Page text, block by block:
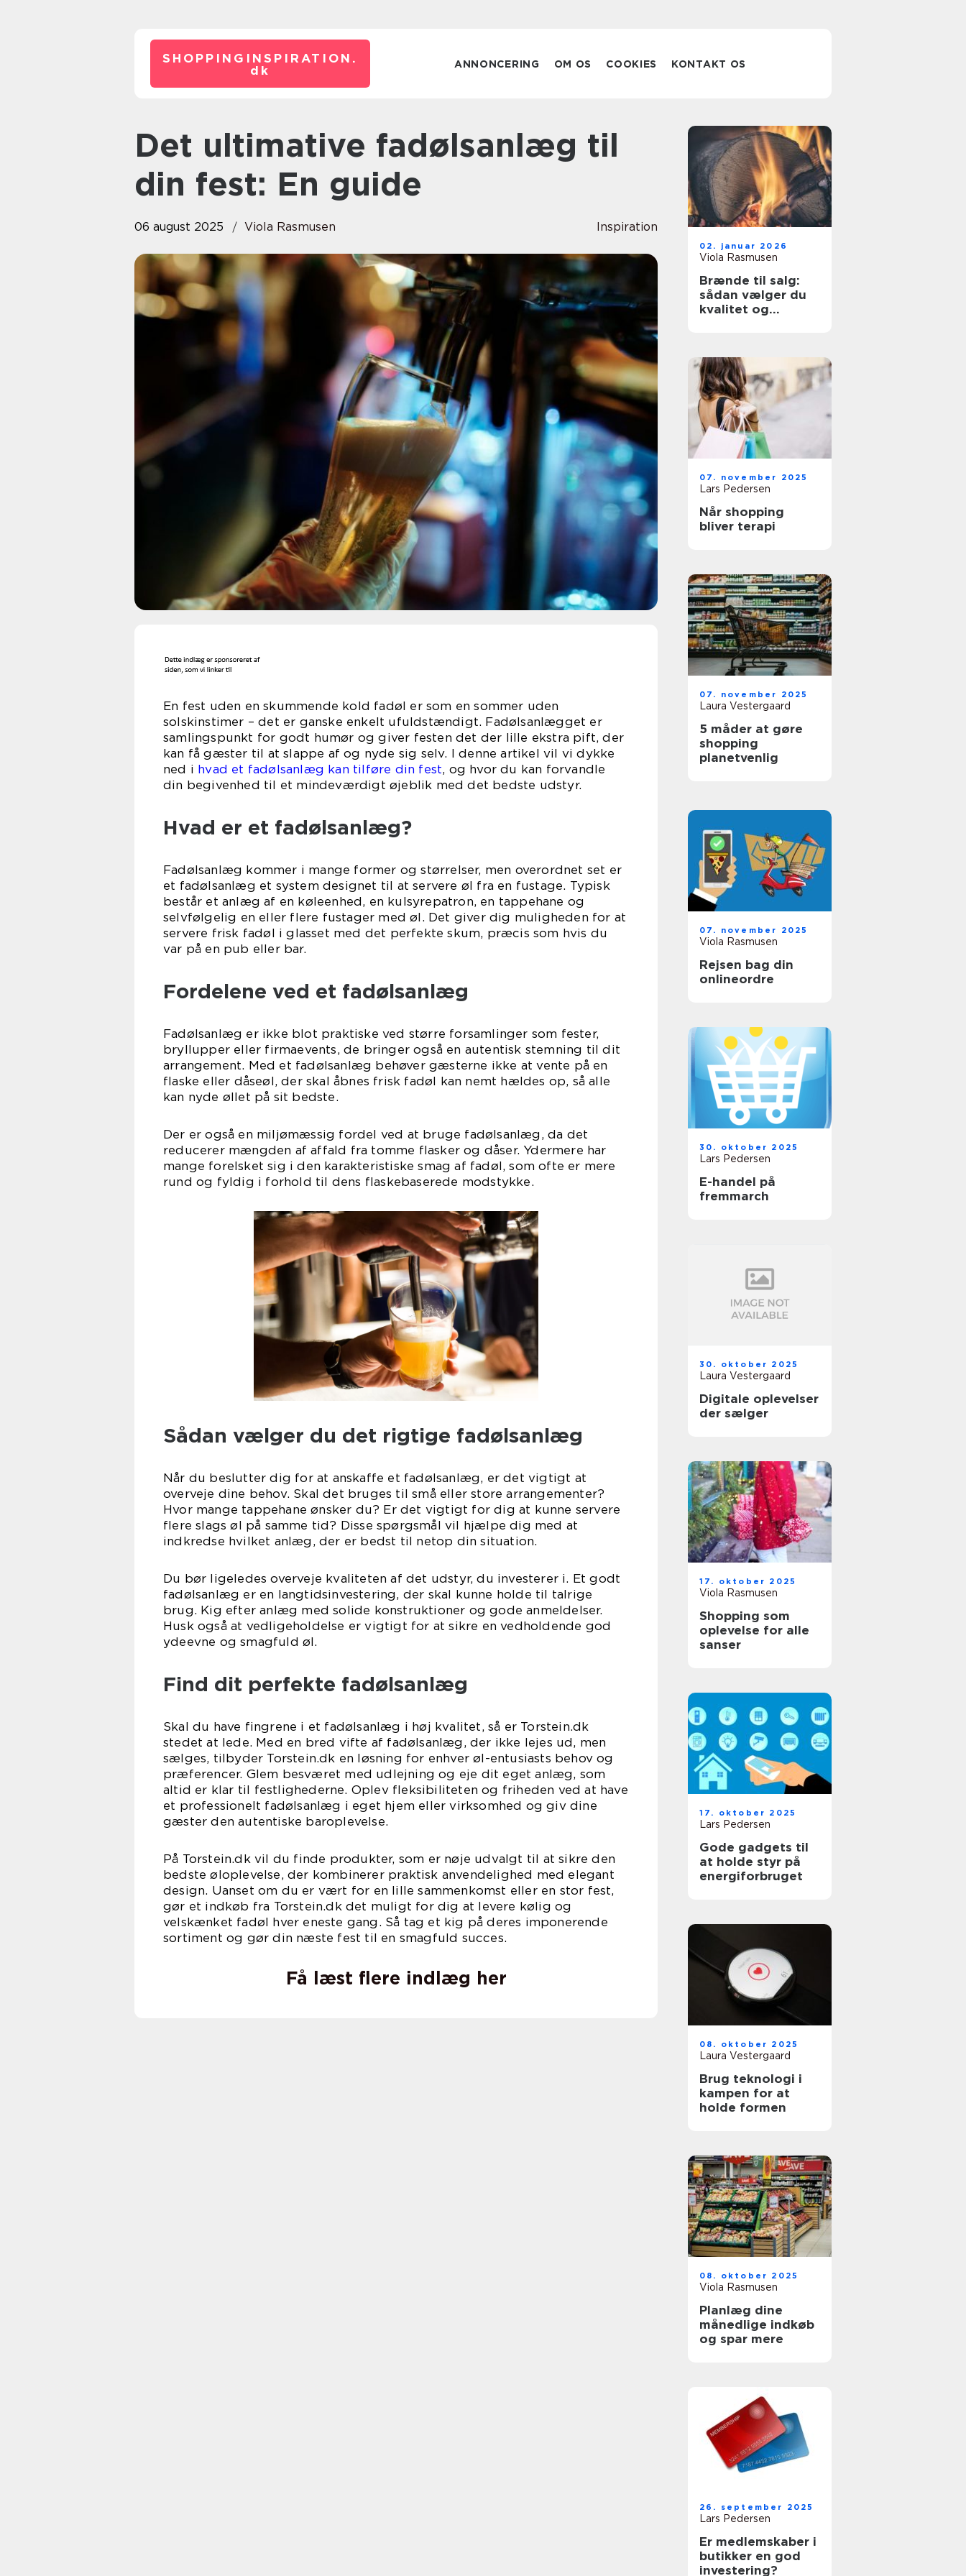
SHOPPINGINSPIRATION.
dk
ANNONCERING OM OS COOKIES KONTAKT OS
Det ultimative fadølsanlæg til
din fest: En guide
06 august 2025 Viola Rasmusen Inspiration
En fest uden en skummende kold fadøl er som en sommer uden
solskinstimer – det er ganske enkelt ufuldstændigt. Fadølsanlægget er
samlingspunkt for godt humør og giver festen det der lille ekstra pift, der
kan få gæster til at slappe af og nyde sig selv. I denne artikel vil vi dykke
ned i hvad et fadølsanlæg kan tilføre din fest, og hvor du kan forvandle
din begivenhed til et mindeværdigt øjeblik med det bedste udstyr.
Hvad er et fadølsanlæg?
Fadølsanlæg kommer i mange former og størrelser, men overordnet set er
et fadølsanlæg et system designet til at servere øl fra en fustage. Typisk
består et anlæg af en køleenhed, en kulsyrepatron, en tappehane og
selvfølgelig en eller flere fustager med øl. Det giver dig muligheden for at
servere frisk fadøl i glasset med det perfekte skum, præcis som hvis du
var på en pub eller bar.
Fordelene ved et fadølsanlæg
Fadølsanlæg er ikke blot praktiske ved større forsamlinger som fester,
bryllupper eller firmaevents, de bringer også en autentisk stemning til dit
arrangement. Med et fadølsanlæg behøver gæsterne ikke at vente på en
flaske eller dåseøl, der skal åbnes frisk fadøl kan nemt hældes op, så alle
kan nyde øllet på sit bedste.
Der er også en miljømæssig fordel ved at bruge fadølsanlæg, da det
reducerer mængden af affald fra tomme flasker og dåser. Ydermere har
mange forelsket sig i den karakteristiske smag af fadøl, som ofte er mere
rund og fyldig i forhold til dens flaskebaserede modstykke.
Sådan vælger du det rigtige fadølsanlæg
Når du beslutter dig for at anskaffe et fadølsanlæg, er det vigtigt at
overveje dine behov. Skal det bruges til små eller store arrangementer?
Hvor mange tappehane ønsker du? Er det vigtigt for dig at kunne servere
flere slags øl på samme tid? Disse spørgsmål vil hjælpe dig med at
indkredse hvilket anlæg, der er bedst til netop din situation.
Du bør ligeledes overveje kvaliteten af det udstyr, du investerer i. Et godt
fadølsanlæg er en langtidsinvestering, der skal kunne holde til talrige
brug. Kig efter anlæg med solide konstruktioner og gode anmeldelser.
Husk også at vedligeholdelse er vigtigt for at sikre en vedholdende god
ydeevne og smagfuld øl.
Find dit perfekte fadølsanlæg
Skal du have fingrene i et fadølsanlæg i høj kvalitet, så er Torstein.dk
stedet at lede. Med en bred vifte af fadølsanlæg, der ikke lejes ud, men
sælges, tilbyder Torstein.dk en løsning for enhver øl-entusiasts behov og
præferencer. Glem besværet med udlejning og eje dit eget anlæg, som
altid er klar til festlighederne. Oplev fleksibiliteten og friheden ved at have
et professionelt fadølsanlæg i eget hjem eller virksomhed og giv dine
gæster den autentiske baroplevelse.
På Torstein.dk vil du finde produkter, som er nøje udvalgt til at sikre den
bedste øloplevelse, der kombinerer praktisk anvendelighed med elegant
design. Uanset om du er vært for en lille sammenkomst eller en stor fest,
gør et indkøb fra Torstein.dk det muligt for dig at levere kølig og
velskænket fadøl hver eneste gang. Så tag et kig på deres imponerende
sortiment og gør din næste fest til en smagfuld succes.
Få læst flere indlæg her
02. januar 2026
Viola Rasmusen
Brænde til salg:
sådan vælger du
kvalitet og
07. november 2025
Lars Pedersen
Når shopping
bliver terapi
07. november 2025
Laura Vestergaard
5 måder at gøre
shopping
planetvenlig
07. november 2025
Viola Rasmusen
Rejsen bag din
onlineordre
30. oktober 2025
Lars Pedersen
E-handel på
fremmarch
30. oktober 2025
Laura Vestergaard
Digitale oplevelser
der sælger
17. oktober 2025
Viola Rasmusen
Shopping som
oplevelse for alle
sanser
17. oktober 2025
Lars Pedersen
Gode gadgets til
at holde styr på
energiforbruget
08. oktober 2025
Laura Vestergaard
Brug teknologi i
kampen for at
holde formen
08. oktober 2025
Viola Rasmusen
Planlæg dine
månedlige indkøb
og spar mere
26. september 2025
Lars Pedersen
Er medlemskaber i
butikker en god
investering?